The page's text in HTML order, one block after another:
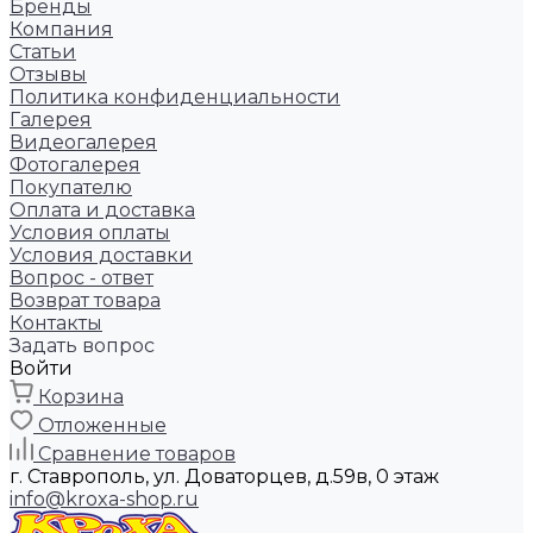
Бренды
Компания
Статьи
Отзывы
Политика конфиденциальности
Галерея
Видеогалерея
Фотогалерея
Покупателю
Оплата и доставка
Условия оплаты
Условия доставки
Вопрос - ответ
Возврат товара
Контакты
Задать вопрос
Войти
Корзина
Отложенные
Сравнение товаров
г. Ставрополь, ул. Доваторцев, д.59в, 0 этаж
info@kroxa-shop.ru